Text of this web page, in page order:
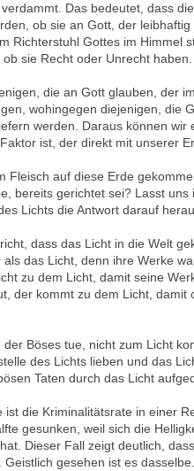
Das bedeutet, dass
ob sie an Gott, der
Richterstuhl Gottes im Himmel
sie Recht oder Unrecht haben.
die an Gott glauben, der
wohingegen diejenigen, die
werden. Daraus können wir
ist, der direkt mit unserer
Fleisch auf diese Erde
bereits gerichtet sei? Lasst
Lichts die Antwort darauf
dass das Licht in die Welt
das Licht, denn ihre Werke
zu dem Licht, damit seine
der kommt zu dem Licht, damit
Böses tue, nicht zum Licht
des Lichts lieben und das
Taten durch das Licht
ist die Kriminalitätsrate in einer
gesunken, weil sich die
Dieser Fall zeigt deutlich,
gesehen ist es